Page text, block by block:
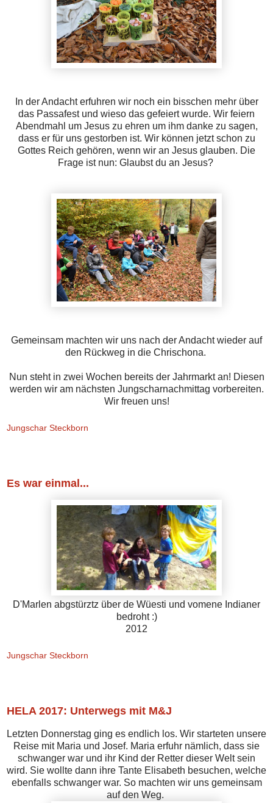
In der Andacht erfuhren wir noch ein bisschen mehr über
das Passafest und wieso das gefeiert wurde. Wir feiern
Abendmahl um Jesus zu ehren um ihm danke zu sagen,
dass er für uns gestorben ist. Wir können jetzt schon zu
Gottes Reich gehören, wenn wir an Jesus glauben. Die
Frage ist nun: Glaubst du an Jesus?
Gemeinsam machten wir uns nach der Andacht wieder auf
den Rückweg in die Chrischona.
Nun steht in zwei Wochen bereits der Jahrmarkt an! Diesen
werden wir am nächsten Jungscharnachmittag vorbereiten.
Wir freuen uns!
Jungschar Steckborn
Es war einmal...
D'Marlen abgstürztz über de Wüesti und vomene Indianer
bedroht :)
2012
Jungschar Steckborn
HELA 2017: Unterwegs mit M&J
Letzten Donnerstag ging es endlich los. Wir starteten unsere
Reise mit Maria und Josef. Maria erfuhr nämlich, dass sie
schwanger war und ihr Kind der Retter dieser Welt sein
wird. Sie wollte dann ihre Tante Elisabeth besuchen, welche
ebenfalls schwanger war. So machten wir uns gemeinsam
auf den Weg.